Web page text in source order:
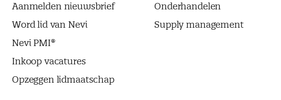
Aanmelden nieuwsbrief
Word lid van Nevi
Nevi PMI®
Inkoop vacatures
Opzeggen lidmaatschap
Onderhandelen
Supply management